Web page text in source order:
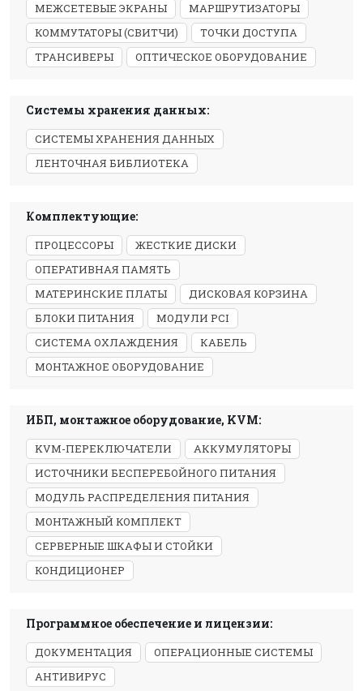
МЕЖСЕТЕВЫЕ ЭКРАНЫ
МАРШРУТИЗАТОРЫ
КОММУТАТОРЫ (СВИТЧИ)
ТОЧКИ ДОСТУПА
ТРАНСИВЕРЫ
ОПТИЧЕСКОЕ ОБОРУДОВАНИЕ
Системы хранения данных:
СИСТЕМЫ ХРАНЕНИЯ ДАННЫХ
ЛЕНТОЧНАЯ БИБЛИОТЕКА
Комплектующие:
ПРОЦЕССОРЫ
ЖЕСТКИЕ ДИСКИ
ОПЕРАТИВНАЯ ПАМЯТЬ
МАТЕРИНСКИЕ ПЛАТЫ
ДИСКОВАЯ КОРЗИНА
БЛОКИ ПИТАНИЯ
МОДУЛИ PCI
СИСТЕМА ОХЛАЖДЕНИЯ
КАБЕЛЬ
МОНТАЖНОЕ ОБОРУДОВАНИЕ
ИБП, монтажное оборудование, KVM:
KVM-ПЕРЕКЛЮЧАТЕЛИ
АККУМУЛЯТОРЫ
ИСТОЧНИКИ БЕСПЕРЕБОЙНОГО ПИТАНИЯ
МОДУЛЬ РАСПРЕДЕЛЕНИЯ ПИТАНИЯ
МОНТАЖНЫЙ КОМПЛЕКТ
СЕРВЕРНЫЕ ШКАФЫ И СТОЙКИ
КОНДИЦИОНЕР
Программное обеспечение и лицензии:
ДОКУМЕНТАЦИЯ
ОПЕРАЦИОННЫЕ СИСТЕМЫ
АНТИВИРУС